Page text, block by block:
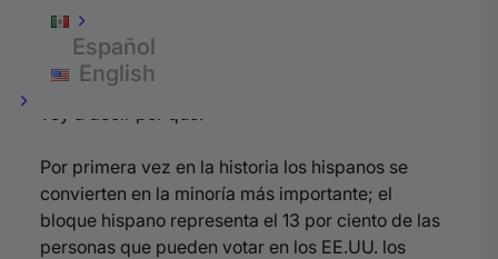
Español
English
-Bueno comencemos hablando acerca de
cuántos hispanos pueden votar:
Estas elecciones del 2020 son históricas y les
voy a decir por qué.
Por primera vez en la historia los hispanos se
convierten en la minoría más importante; el
bloque hispano representa el 13 por ciento de las
personas que pueden votar en los EE.UU. los